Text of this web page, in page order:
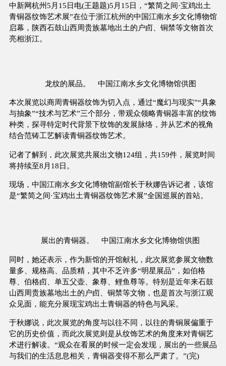
中新网杭州5月15日电(王题题)5月15日，“繁简之间·宝鸡出土
青铜器纹饰艺术展”在位于浙江杭州的中国江南水乡文化博物馆
启幕，陕西石鼓山西周贵族墓地出土的户卣、铜禁等文物首次
亮相浙江。
龙纹的展品。 中国江南水乡文化博物馆供图
本次展览以商周青铜器纹饰为切入点，通过“魔幻与现实”“具象
与抽象”“技术与艺术”三个部分，带观众领略青铜器丰富的纹饰
种类，探寻特定时代背景下纹饰的发展脉络，并从艺术的视角
结合范铸工艺解读青铜器纹饰艺术。
记者了解到，此次展览共展出文物124组，共159件，展览时间
将持续至8月18日。
现场，中国江南水乡文化博物馆副馆长于秋娜告诉记者，该馆
是“繁简之间·宝鸡出土青铜器纹饰艺术展”全国巡展的首站。
展出的青铜器。 中国江南水乡文化博物馆供图
同时，她还表示，作为新馆的开馆献礼，此次展览参展文物数
量多、规格高、品质精，其中不乏许多“明星展品”，如伯格
尊、伯格卣、单五父壶、象尊、鲤鱼尊等。特别是近年来石鼓
山西周贵族墓地出土的户卣、铜禁等文物，也是首次与浙江观
众见面，能充分展现宝鸡出土青铜器的特色与风采。
于秋娜说，此次展览的角度与以往不同，以往的青铜展偏重于
它的历史价值，而此次展览则是从纹饰艺术的角度来对青铜艺
术进行解读。“观众在看展的时候一定会发现，展出的一些展品
与我们的生活息息相关，青铜器变得不那么严肃了。”(完)